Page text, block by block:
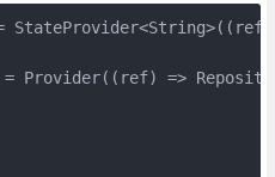
Provider((ref) =>